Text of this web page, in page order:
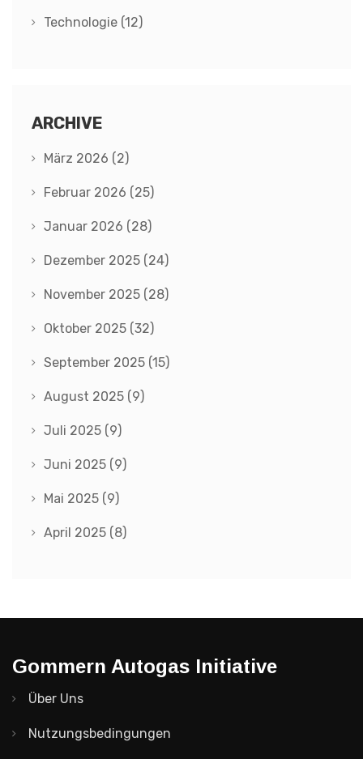
Technologie (12)
ARCHIVE
März 2026 (2)
Februar 2026 (25)
Januar 2026 (28)
Dezember 2025 (24)
November 2025 (28)
Oktober 2025 (32)
September 2025 (15)
August 2025 (9)
Juli 2025 (9)
Juni 2025 (9)
Mai 2025 (9)
April 2025 (8)
Gommern Autogas Initiative
Über Uns
Nutzungsbedingungen